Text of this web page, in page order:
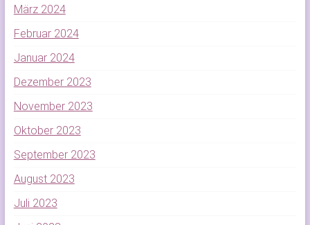
März 2024
Februar 2024
Januar 2024
Dezember 2023
November 2023
Oktober 2023
September 2023
August 2023
Juli 2023